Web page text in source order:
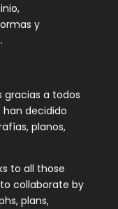
y
gracias a todos
han decidido
planos,
to all those
collaborate by
plans,